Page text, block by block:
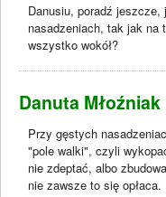
Danusiu, poradź
nasadzeniach, tak jak na
wszystko wokół?
Danuta Młoźniak
Przy gęstych
"pole walki", czyli
nie zdeptać, albo
nie zawsze to się opłaca.